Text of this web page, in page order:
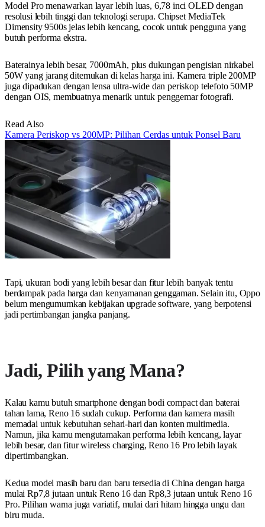
Model Pro menawarkan layar lebih luas, 6,78 inci OLED dengan
resolusi lebih tinggi dan teknologi serupa. Chipset MediaTek
Dimensity 9500s jelas lebih kencang, cocok untuk pengguna yang
butuh performa ekstra.
Baterainya lebih besar, 7000mAh, plus dukungan pengisian nirkabel
50W yang jarang ditemukan di kelas harga ini. Kamera triple 200MP
juga dipadukan dengan lensa ultra-wide dan periskop telefoto 50MP
dengan OIS, membuatnya menarik untuk penggemar fotografi.
Read Also
Kamera Periskop vs 200MP: Pilihan Cerdas untuk Ponsel Baru
Tapi, ukuran bodi yang lebih besar dan fitur lebih banyak tentu
berdampak pada harga dan kenyamanan genggaman. Selain itu, Oppo
belum mengumumkan kebijakan upgrade software, yang berpotensi
jadi pertimbangan jangka panjang.
Jadi, Pilih yang Mana?
Kalau kamu butuh smartphone dengan bodi compact dan baterai
tahan lama, Reno 16 sudah cukup. Performa dan kamera masih
memadai untuk kebutuhan sehari-hari dan konten multimedia.
Namun, jika kamu mengutamakan performa lebih kencang, layar
lebih besar, dan fitur wireless charging, Reno 16 Pro lebih layak
dipertimbangkan.
Kedua model masih baru dan baru tersedia di China dengan harga
mulai Rp7,8 jutaan untuk Reno 16 dan Rp8,3 jutaan untuk Reno 16
Pro. Pilihan warna juga variatif, mulai dari hitam hingga ungu dan
biru muda.